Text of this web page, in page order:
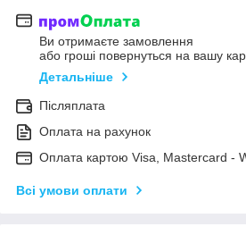
Ви отримаєте замовлення
або гроші повернуться на вашу
Детальніше
Післяплата
Оплата на рахунок
Оплата картою Visa, Mastercard -
Всі умови оплати